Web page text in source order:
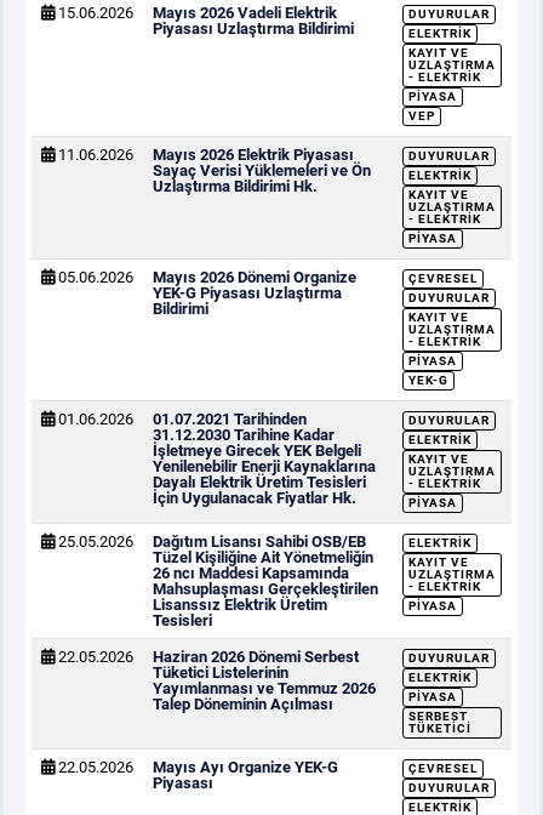
15.06.2026
Mayıs 2026 Vadeli Elektrik
Piyasası Uzlaştırma Bildirimi
DUYURULAR
ELEKTRIK
KAYIT VE
UZLAŞTIRMA
- ELEKTRIK
PIYASA
VEP
11.06.2026
Mayıs 2026 Elektrik Piyasası
Sayaç Verisi Yüklemeleri ve Ön
Uzlaştırma Bildirimi Hk.
DUYURULAR
ELEKTRIK
KAYIT VE
UZLAŞTIRMA
- ELEKTRIK
PIYASA
05.06.2026
Mayıs 2026 Dönemi Organize
YEK-G Piyasası Uzlaştırma
Bildirimi
ÇEVRESEL
DUYURULAR
KAYIT VE
UZLAŞTIRMA
- ELEKTRIK
PIYASA
YEK-G
01.06.2026
01.07.2021 Tarihinden
31.12.2030 Tarihine Kadar
İşletmeye Girecek YEK Belgeli
Yenilenebilir Enerji Kaynaklarına
Dayalı Elektrik Üretim Tesisleri
İçin Uygulanacak Fiyatlar Hk.
DUYURULAR
ELEKTRIK
KAYIT VE
UZLAŞTIRMA
- ELEKTRIK
PIYASA
25.05.2026
Dağıtım Lisansı Sahibi OSB/EB
Tüzel Kişiliğine Ait Yönetmeliğin
26 ncı Maddesi Kapsamında
Mahsuplaşması Gerçekleştirilen
Lisanssız Elektrik Üretim
Tesisleri
ELEKTRIK
KAYIT VE
UZLAŞTIRMA
- ELEKTRIK
PIYASA
22.05.2026
Haziran 2026 Dönemi Serbest
Tüketici Listelerinin
Yayımlanması ve Temmuz 2026
Talep Döneminin Açılması
DUYURULAR
ELEKTRIK
PIYASA
SERBEST
TÜKETICI
22.05.2026
Mayıs Ayı Organize YEK-G
Piyasası
ÇEVRESEL
DUYURULAR
ELEKTRIK